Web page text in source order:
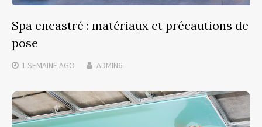
Spa encastré : matériaux et précautions de
pose
1 SEMAINE AGO ADMIN6